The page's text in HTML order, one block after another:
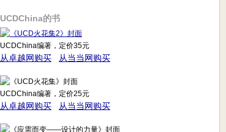
UCDChina的书
UCDChina编著，定价35元
从卓越网购买 从当当网购买
UCDChina编著，定价25元
从卓越网购买 从当当网购买